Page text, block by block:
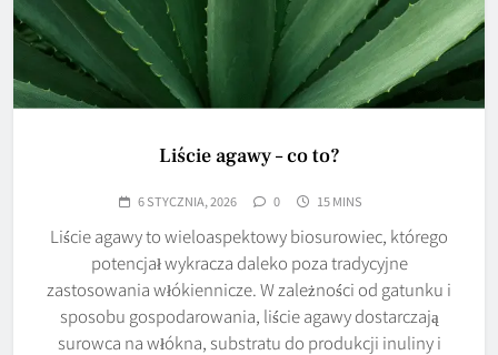
Liście agawy – co to?
6 STYCZNIA, 2026 0 15 MINS
Liście agawy to wieloaspektowy biosurowiec, którego
potencjał wykracza daleko poza tradycyjne
zastosowania włókiennicze. W zależności od gatunku i
sposobu gospodarowania, liście agawy dostarczają
surowca na włókna, substratu do produkcji inuliny i